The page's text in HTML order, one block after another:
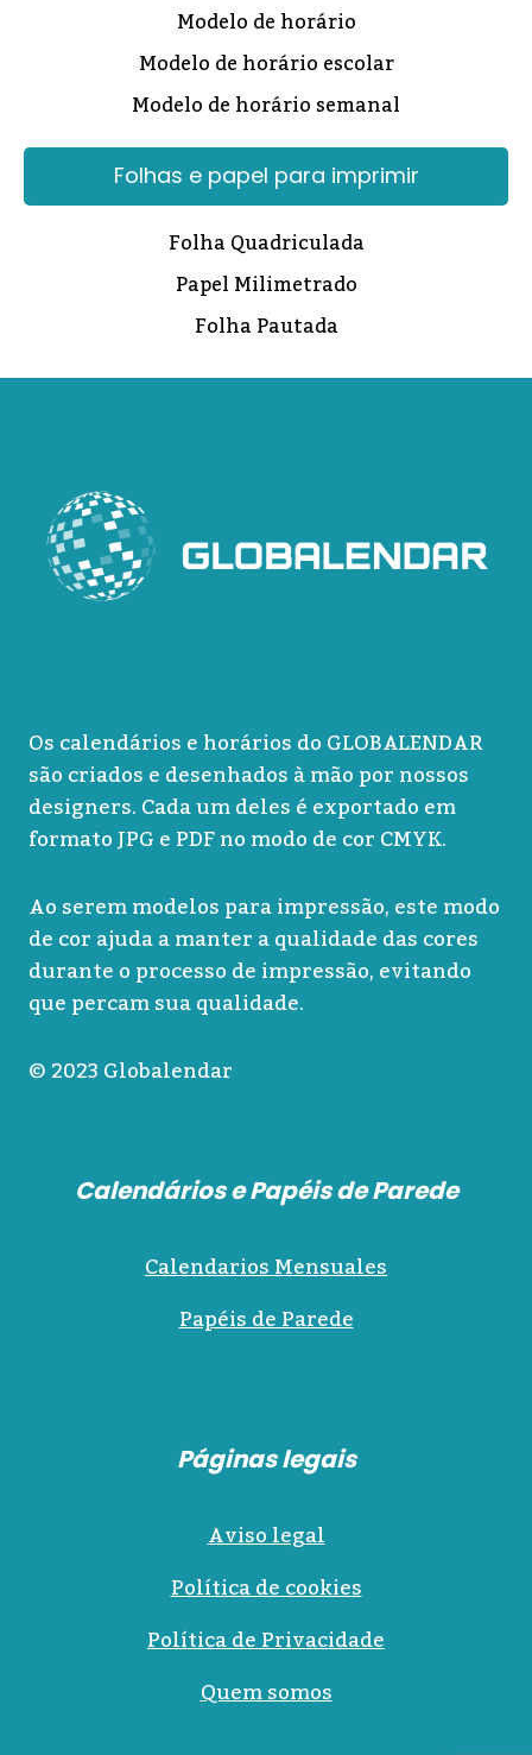
Modelo de horário
Modelo de horário escolar
Modelo de horário semanal
Folhas e papel para imprimir
Folha Quadriculada
Papel Milimetrado
Folha Pautada
Os calendários e horários do GLOBALENDAR
são criados e desenhados à mão por nossos
designers. Cada um deles é exportado em
formato JPG e PDF no modo de cor CMYK.
Ao serem modelos para impressão, este modo
de cor ajuda a manter a qualidade das cores
durante o processo de impressão, evitando
que percam sua qualidade.
© 2023 Globalendar
Calendários e Papéis de Parede
Calendarios Mensuales
Papéis de Parede
Páginas legais
Aviso legal
Política de cookies
Política de Privacidade
Quem somos